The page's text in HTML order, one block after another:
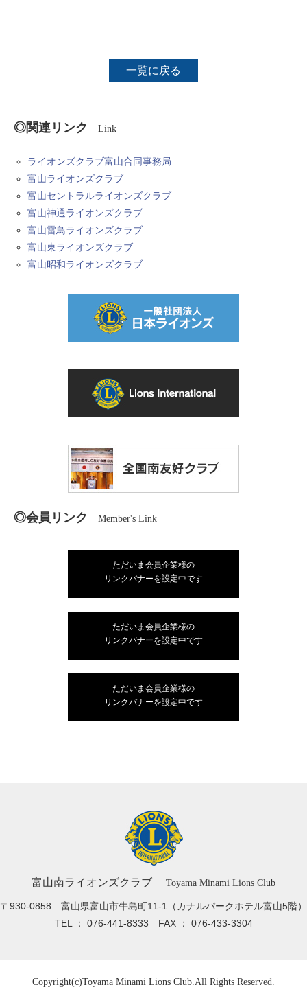
一覧に戻る
◎関連リンク Link
ライオンズクラブ富山合同事務局
富山ライオンズクラブ
富山セントラルライオンズクラブ
富山神通ライオンズクラブ
富山雷鳥ライオンズクラブ
富山東ライオンズクラブ
富山昭和ライオンズクラブ
◎会員リンク Member's Link
ただいま会員企業様の
リンクバナーを設定中です
ただいま会員企業様の
リンクバナーを設定中です
ただいま会員企業様の
リンクバナーを設定中です
富山南ライオンズクラブ Toyama Minami Lions Club
〒930-0858 富山県富山市牛島町11-1
（カナルパークホテル富山5階）
TEL ： 076-441-8333 FAX ： 076-433-3304
Copyright(c)Toyama Minami Lions Club. All Rights Reserved.